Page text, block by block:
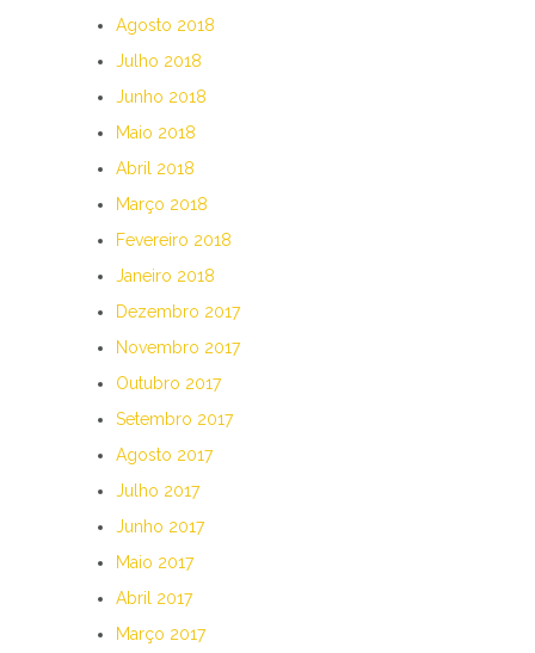
Agosto 2018
Julho 2018
Junho 2018
Maio 2018
Abril 2018
Março 2018
Fevereiro 2018
Janeiro 2018
Dezembro 2017
Novembro 2017
Outubro 2017
Setembro 2017
Agosto 2017
Julho 2017
Junho 2017
Maio 2017
Abril 2017
Março 2017